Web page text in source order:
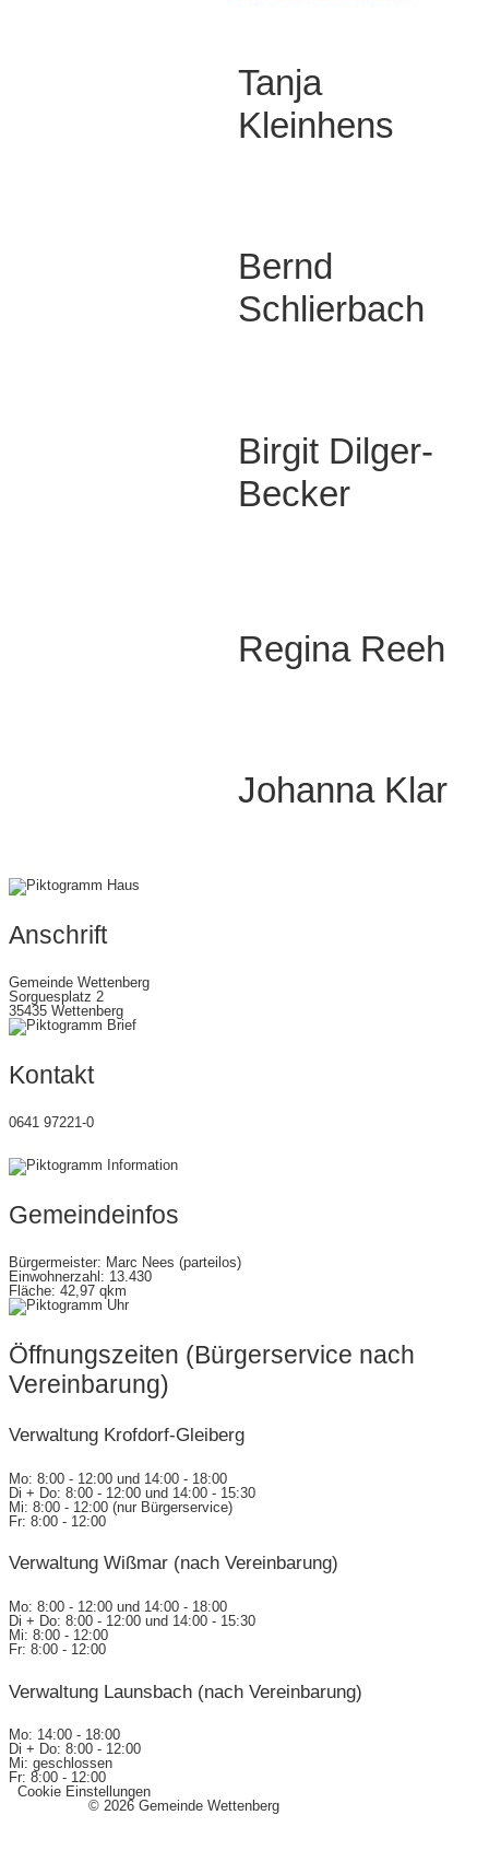
Tanja
Kleinhens
Bernd
Schlierbach
Birgit Dilger-
Becker
Regina Reeh
Johanna Klar
Anschrift
Gemeinde Wettenberg
Sorguesplatz 2
35435 Wettenberg
Kontakt
0641 97221-0
Gemeindeinfos
Bürgermeister: Marc Nees (parteilos)
Einwohnerzahl: 13.430
Fläche: 42,97 qkm
Öffnungszeiten (Bürgerservice nach
Vereinbarung)
Verwaltung Krofdorf-Gleiberg
Mo: 8:00 - 12:00 und 14:00 - 18:00
Di + Do: 8:00 - 12:00 und 14:00 - 15:30
Mi: 8:00 - 12:00 (nur Bürgerservice)
Fr: 8:00 - 12:00
Verwaltung Wißmar (nach Vereinbarung)
Mo: 8:00 - 12:00 und 14:00 - 18:00
Di + Do: 8:00 - 12:00 und 14:00 - 15:30
Mi: 8:00 - 12:00
Fr: 8:00 - 12:00
Verwaltung Launsbach (nach Vereinbarung)
Mo: 14:00 - 18:00
Di + Do: 8:00 - 12:00
Mi: geschlossen
Fr: 8:00 - 12:00
Cookie Einstellungen
© 2026 Gemeinde Wettenberg